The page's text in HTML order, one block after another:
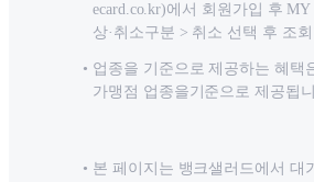
ecard.co.kr)에서 회원가입 후
상·취소구분 > 취소 선택 후 조
업종을 기준으로 제공하는 혜택
가맹점 업종을기준으로 제공됩
본 페이지는 뱅크샐러드에서 대